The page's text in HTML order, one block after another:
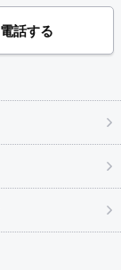
電話する